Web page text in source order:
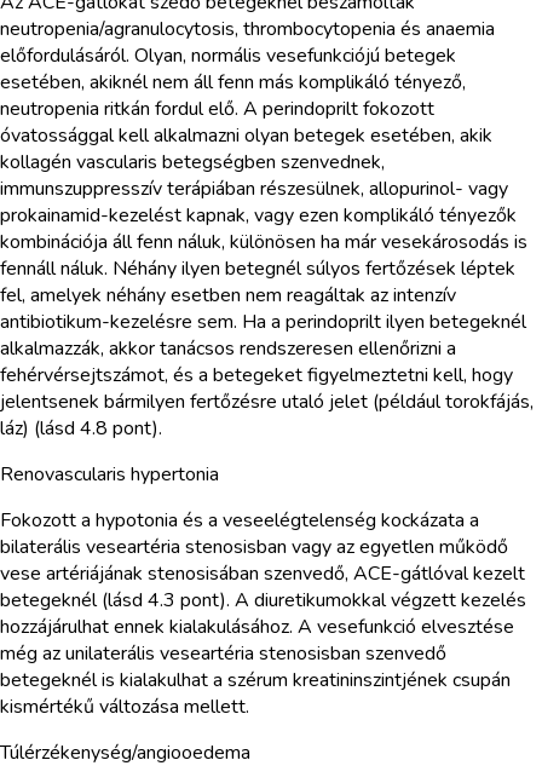
neutropenia/agranulocytosis, thrombocytopenia és anaemia
előfordulásáról. Olyan, normális vesefunkciójú betegek
esetében, akiknél nem áll fenn más komplikáló tényező,
neutropenia ritkán fordul elő. A perindoprilt fokozott
óvatossággal kell alkalmazni olyan betegek esetében, akik
kollagén vascularis betegségben szenvednek,
immunszuppresszív terápiában részesülnek, allopurinol- vagy
prokainamid-kezelést kapnak, vagy ezen komplikáló tényezők
kombinációja áll fenn náluk, különösen ha már vesekárosodás is
fennáll náluk. Néhány ilyen betegnél súlyos fertőzések léptek
fel, amelyek néhány esetben nem reagáltak az intenzív
antibiotikum-kezelésre sem. Ha a perindoprilt ilyen betegeknél
alkalmazzák, akkor tanácsos rendszeresen ellenőrizni a
fehérvérsejtszámot, és a betegeket figyelmeztetni kell, hogy
jelentsenek bármilyen fertőzésre utaló jelet (például torokfájás,
láz) (lásd 4.8 pont).
Renovascularis hypertonia
Fokozott a hypotonia és a veseelégtelenség kockázata a
bilaterális veseartéria stenosisban vagy az egyetlen működő
vese artériájának stenosisában szenvedő, ACE-gátlóval kezelt
betegeknél (lásd 4.3 pont). A diuretikumokkal végzett kezelés
hozzájárulhat ennek kialakulásához. A vesefunkció elvesztése
még az unilaterális veseartéria stenosisban szenvedő
betegeknél is kialakulhat a szérum kreatininszintjének csupán
kismértékű változása mellett.
Túlérzékenység/angiooedema